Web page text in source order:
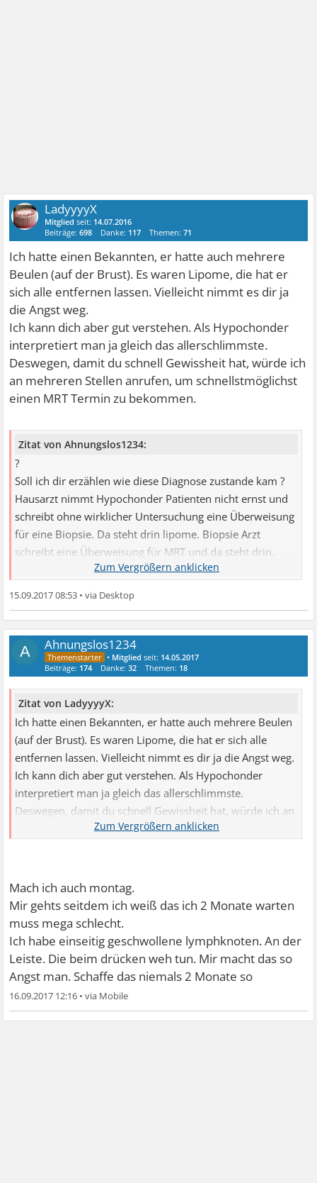
LadyyyyX
Mitglied seit: 14.07.2016
Beiträge:698 Danke: 117 Themen:71
Ich hatte einen Bekannten, er hatte auch mehrere
Beulen (auf der Brust). Es waren Lipome, die hat er
sich alle entfernen lassen. Vielleicht nimmt es dir ja
die Angst weg.
Ich kann dich aber gut verstehen. Als Hypochonder
interpretiert man ja gleich das allerschlimmste.
Deswegen, damit du schnell Gewissheit hat, würde ich
an mehreren Stellen anrufen, um schnellstmöglichst
einen MRT Termin zu bekommen.
Zitat von Ahnungslos1234:
?
Soll ich dir erzählen wie diese Diagnose zustande kam ?
Hausarzt nimmt Hypochonder Patienten nicht ernst und
schreibt ohne wirklicher Untersuchung eine Überweisung
für eine Biopsie. Da steht drin lipome. Biopsie Arzt
schreibt eine Überweisung für MRT und da steht drin.
Verdacht auf lipome.
So wer weis hier nun was ich habe ? 2 Ärzte quatschen
einem Dummkopf von Hausarzt nach. Aber beweisen
kann mir keiner was nun kann ich 2 Monate warten.
Keine Ahnung was ich machen Soll.
Ärzte:3
15.09.2017 08:53 •
A Ahnungslos1234
• Mitglied seit: 14.05.2017
Beiträge: 174 Danke:32 Themen: 18
Zitat von LadyyyyX:
Ich hatte einen Bekannten, er hatte auch mehrere Beulen
(auf der Brust). Es waren Lipome, die hat er sich alle
entfernen lassen. Vielleicht nimmt es dir ja die Angst weg.
Ich kann dich aber gut verstehen. Als Hypochonder
interpretiert man ja gleich das allerschlimmste.
Deswegen, damit du schnell Gewissheit hat, würde ich an
mehreren Stellen anrufen, um schnellstmöglichst einen
Mach ich auch montag.
Mir gehts seitdem ich weiß das ich 2 Monate warten
muss mega schlecht.
Ich habe einseitig geschwollene lymphknoten. An der
Leiste. Die beim drücken weh tun. Mir macht das so
Angst man. Schaffe das niemals 2 Monate so
16.09.2017 12:16 •